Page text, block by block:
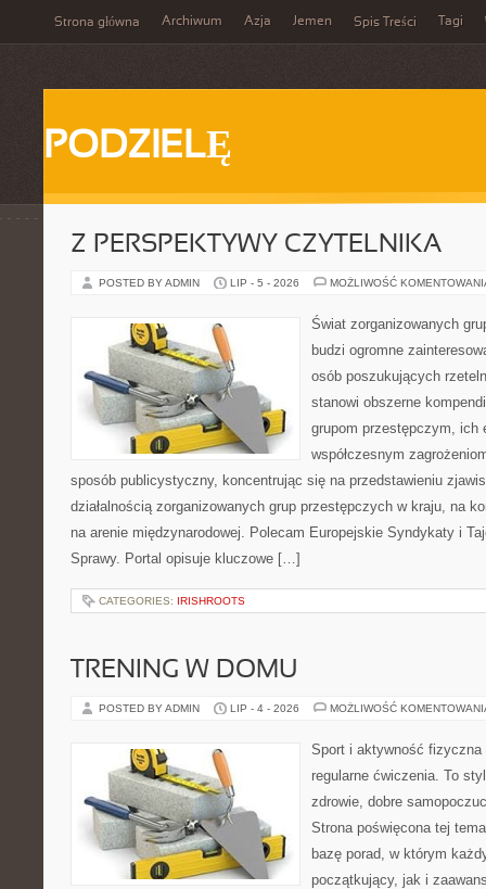
Strona główna Archiwum Azja Jemen Spis Treści Tagi
PODZIELĘ
Z PERSPEKTYWY CZYTELNIKA
POSTED BY ADMIN LIP - 5 - 2026 MOŻLIWOŚĆ
Świat zorganizowanych
budzi ogromne
osób poszukujących
stanowi obszerne
grupom przestępczym, ich
współczesnym
sposób publicystyczny, koncentrując się na przedstawieniu
działalnością zorganizowanych grup przestępczych w kraju, na
na arenie międzynarodowej. Polecam Europejskie Syndykaty i
Sprawy. Portal opisuje kluczowe […]
CATEGORIES: IRISHROOTS
TRENING W DOMU
POSTED BY ADMIN LIP - 4 - 2026 MOŻLIWOŚĆ
Sport i aktywność
regularne ćwiczenia. To
zdrowie, dobre
Strona poświęcona tej
bazę porad, w którym
początkujący, jak i